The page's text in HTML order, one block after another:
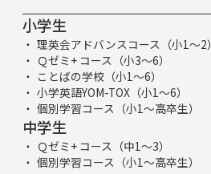
小学生
理英会アドバンスコース（小1～2）
Ｑゼミ+ コース（小3～6）
ことばの学校（小1～6）
小学英語YOM-TOX（小1～6）
個別学習コース（小1～高卒生）
中学生
Ｑゼミ+ コース（中1～3）
個別学習コース（小1～高卒生）